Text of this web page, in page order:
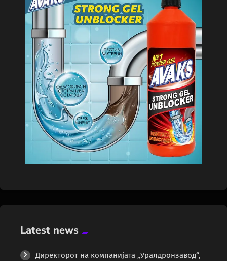
Latest news
Директорот на компанијата „Уралдронзавод“,